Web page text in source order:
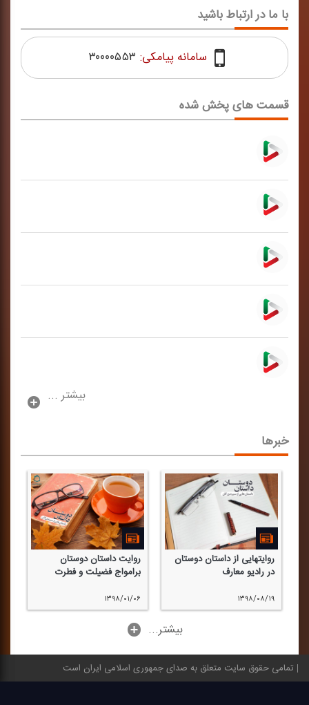
قسمت های پخش شده
بیشتر ...
با ما در ارتباط باشید
سامانه پیامکی: ۳۰۰۰۰۵۵۳
خبرها
روایتهایی از داستان دوستان
در رادیو معارف
۱۳۹۸/۰۸/۱۹
روایت داستان دوستان
برامواج فضیلت و فطرت
۱۳۹۸/۰۱/۰۶
...بیشتر
تمامی حقوق سایت متعلق به صدای جمهوری اسلامی ایران است